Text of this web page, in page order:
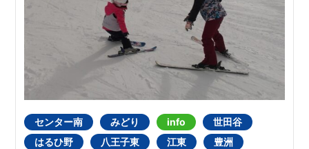
センター南 みどり info
世田谷
はるひ野
八王子東 江東 豊洲